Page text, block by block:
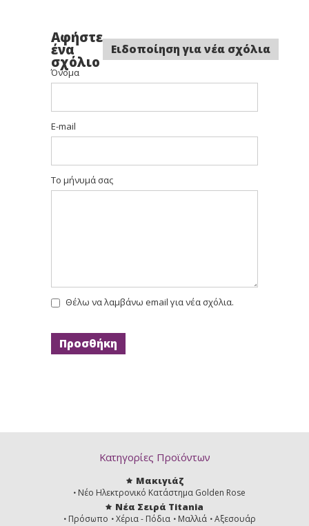
Αφήστε
ένα
σχόλιο
Ειδοποίηση για νέα σχόλια
Όνομα
E-mail
Το μήνυμά σας
Θέλω να λαμβάνω email για νέα σχόλια.
Κατηγορίες Προϊόντων
Μακιγιάζ
Νέο Ηλεκτρονικό Κατάστημα Golden Rose
Νέα Σειρά Titania
Πρόσωπο Χέρια - Πόδια Μαλλιά Αξεσουάρ